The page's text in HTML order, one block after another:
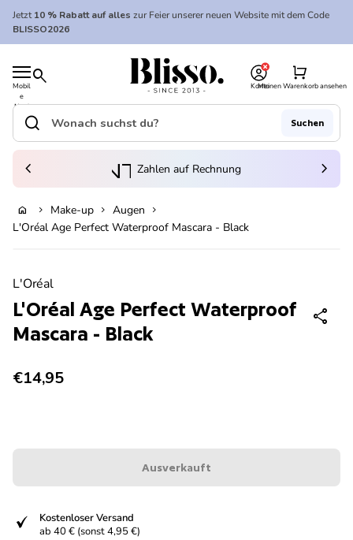
Ausverkauft
Zum Inhalt springen
Jetzt10 % Rabatt auf alles zur Feier unserer neuen Website mit dem Code
BLISSO2026
Mobil
e
Navi
gatio
search
Startseite
Konto
Meinen Warenkorb ansehen
shopping_cart
Startseite
Suche"
search Suchen
(Link öffnet in neuem Tab/Fenster)
Zahlen auf Rechnung
chevron_left chevron_right
home chevron_right Make-up chevron_right Augen chevron_right
L'Oréal Age Perfect Waterproof Mascara - Black
L'Oréal
L'Oréal Age Perfect Waterproof
Mascara - Black
share
Regulärer Preis
€14,95
Ausverkauft
Kostenloser Versand
ab 40 € (sonst 4,95 €)